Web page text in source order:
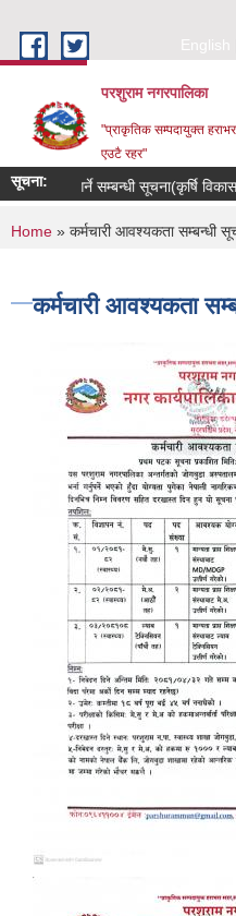
English
परशुराम नगरपालिका
"प्राकृतिक सम्पदायुक्त
एउटै रहर"
सूचना:
दर्ता गर्ने सम्बन्धी सूचना(कृर्षि विकास
You are here
Home » कर्मचारी आवश्यकता सम्बन्धी
कर्मचारी आवश्यकता